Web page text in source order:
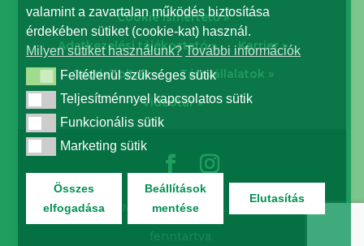
valamint a zavartalan működés biztosítása
érdekében sütiket (cookie-kat) használ.
Milyen sütiket használunk? További információk
Feltétlenül szükséges sütik
Feltétlenül szükséges sütik
Teljesítménnyel kapcsolatos sütik
Teljesítménnyel kapcsolatos sütik
Funkcionális sütik
Funkcionális sütik
Marketing sütik
Marketing sütik
Összes
elfogadása
Beállítások
mentése
Elutasítás
Cookie ismertető »
Adatkezelési tájékoztató »
Karrier »
Gazdaboltok »
Társvállalatok »
Videótár »
© Biocont Magyarország Kft. | Minden jog